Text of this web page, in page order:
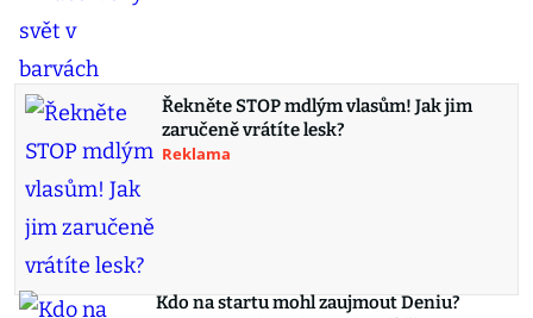
Řekněte STOP mdlým vlasům! Jak jim
zaručeně vrátíte lesk?
Reklama
Kdo na startu mohl zaujmout Deniu?